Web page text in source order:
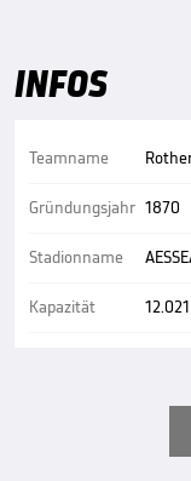
INFOS
Teamname
Gründungsjahr
Stadionname
Kapazität
1870
12.021